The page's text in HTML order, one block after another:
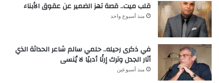
قلب ميت.. قصة تهز الضمير عن عقوق الأبناء
منذ أسبوع واحد
في ذكرى رحيله.. حلمي سالم شاعر الحداثة الذي
أثار الجدل وترك إرثًا أدبيًا لا يُنسى
منذ أسبوعين